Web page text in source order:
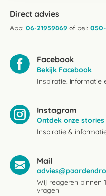
Direct advies
App: 06-21959869 of bel:
Facebook
Bekijk Facebook
Inspiratie, informatie
Instagram
Ontdek onze stories
Inspiratie &
Mail
Wij reageren binnen
vragen